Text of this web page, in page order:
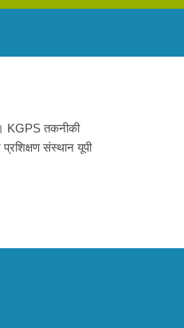
KGPS तकनीकी
संस्थान यूपी